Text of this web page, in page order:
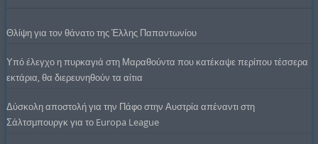
Θλίψη για τον θάνατο της Έλλης Παπαντωνίου
Υπό έλεγχο η πυρκαγιά στη Μαραθούντα που κατέκαψε περίπου τέσσερα
εκτάρια, θα διερευνηθούν τα αίτια
Δύσκολη αποστολή για την Πάφο στην Αυστρία απέναντι στη
Σάλτσμπουργκ για το Europa League